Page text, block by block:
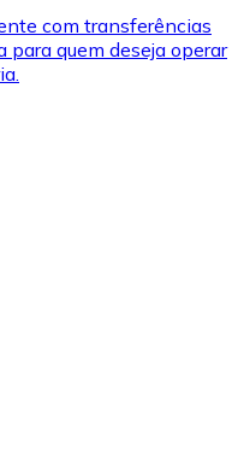
com transferências
para quem deseja operar